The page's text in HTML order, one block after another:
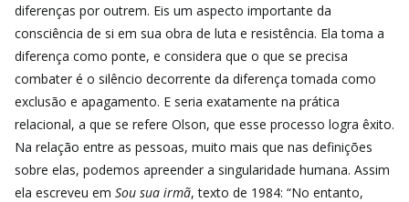
diferenças por outrem. Eis um aspecto importante da
consciência de si em sua obra de luta e resistência. Ela toma a
diferença como ponte, e considera que o que se precisa
combater é o silêncio decorrente da diferença tomada como
exclusão e apagamento. E seria exatamente na prática
relacional, a que se refere Olson, que esse processo logra êxito.
Na relação entre as pessoas, muito mais que nas definições
sobre elas, podemos apreender a singularidade humana. Assim
ela escreveu em Sou sua irmã, texto de 1984: “No entanto,